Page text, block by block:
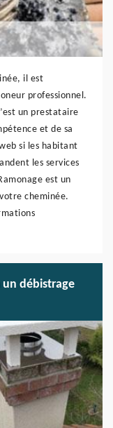
il est
professionnel.
un prestataire
et de sa
si les habitant
les services
est un
cheminée.
débistrage